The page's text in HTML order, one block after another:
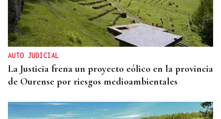
SUB-10 FEMENINA
La ourensana Anna Soares roza el podio del
Campeonato de España de Ajedrez
AUTO JUDICIAL
La Justicia frena un proyecto eólico en la provincia
de Ourense por riesgos medioambientales